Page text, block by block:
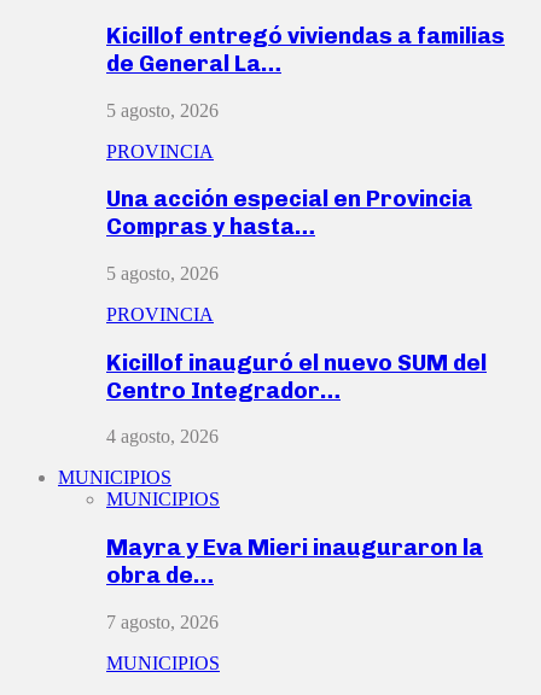
Kicillof entregó viviendas a familias
de General La…
5 agosto, 2026
PROVINCIA
Una acción especial en Provincia
Compras y hasta…
5 agosto, 2026
PROVINCIA
Kicillof inauguró el nuevo SUM del
Centro Integrador…
4 agosto, 2026
MUNICIPIOS
MUNICIPIOS
Mayra y Eva Mieri inauguraron la
obra de…
7 agosto, 2026
MUNICIPIOS